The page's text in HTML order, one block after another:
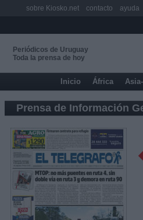
Periódicos de Uruguay
Toda la prensa de hoy
Inicio África
Prensa de Información
sobre Kiosko.net contacto ayuda